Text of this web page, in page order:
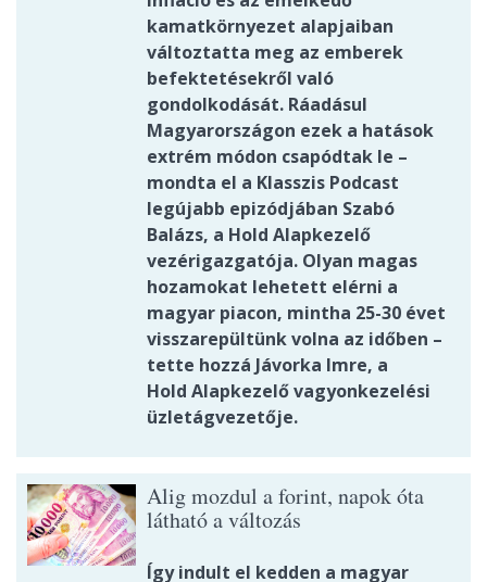
kamatkörnyezet alapjaiban
változtatta meg az emberek
befektetésekről való
gondolkodását. Ráadásul
Magyarországon ezek a hatások
extrém módon csapódtak le –
mondta el a Klasszis Podcast
legújabb epizódjában Szabó
Balázs, a Hold Alapkezelő
vezérigazgatója. Olyan magas
hozamokat lehetett elérni a
magyar piacon, mintha 25-30 évet
visszarepültünk volna az időben –
tette hozzá Jávorka Imre, a
Hold Alapkezelő vagyonkezelési
üzletágvezetője.
Alig mozdul a forint, napok óta
látható a változás
Így indult el kedden a magyar